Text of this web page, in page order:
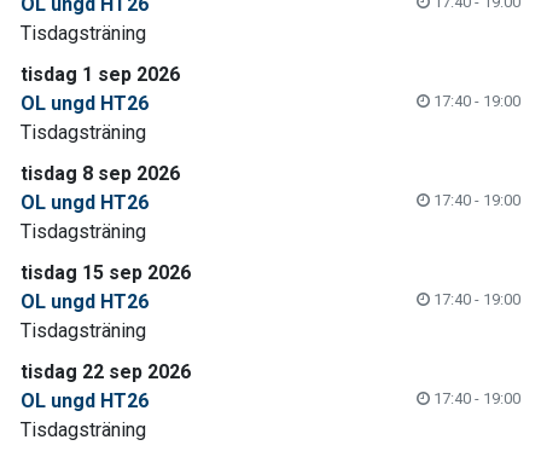
OL ungd HT26
Tisdagsträning
tisdag 1 sep 2026
OL ungd HT26
17:40 - 19:00
Tisdagsträning
tisdag 8 sep 2026
OL ungd HT26
17:40 - 19:00
Tisdagsträning
tisdag 15 sep 2026
OL ungd HT26
17:40 - 19:00
Tisdagsträning
tisdag 22 sep 2026
OL ungd HT26
17:40 - 19:00
Tisdagsträning